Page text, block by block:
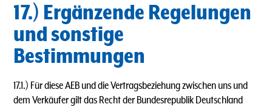
17.) Ergänzende Regelungen
und sonstige
Bestimmungen
17.1.) Für diese AEB und die Vertragsbeziehung zwischen uns und
dem Verkäufer gilt das Recht der Bundesrepublik Deutschland